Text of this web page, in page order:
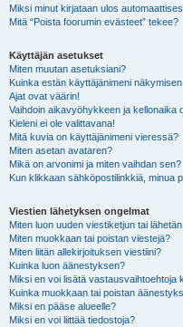
Miksi minut kirjataan ulos
Mitä “Poista foorumin evästeet” tekee?
Käyttäjän asetukset
Miten muutan asetuksiani?
Kuinka estän käyttäjänimeni
Ajat ovat väärin!
Vaihdoin aikavyöhykkeen ja kellonaika
Kieleni ei ole valittavana!
Mitä kuvia on käyttäjänimeni vieressä?
Miten asetan avataren?
Mikä on arvonimi ja miten vaihdan sen?
Kun klikkaan sähköpostilinkkiä, minua
Viestien lähetyksen ongelmat
Miten luon uuden viestiketjun tai
Miten muokkaan tai poistan viestejä?
Miten liitän allekirjoituksen viestiini?
Kuinka luon äänestyksen?
Miksi en voi lisätä vastausvaihtoehtoja
Kuinka muokkaan tai poistan
Miksi en pääse alueelle?
Miksi en voi liittää tiedostoja?